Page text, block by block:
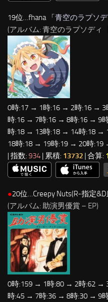
19位…fhana 「青空のラプソデ
(アルバム: 青空のラプソディ
0時:17 → 1時:16 → 2時:16 →
時:16 → 7時:16 → 8時:16 → 9
時:18 → 13時:18 → 14時:18 →
18時:18 → 19時:19 → 20時
| 指数: 934 | 累積: 13732 | 合算:
●20位…Creepy Nuts(R-指定
(アルバム: 助演男優賞 – EP)
0時:159 → 1時:80 → 2時:62 →
時:45 → 7時:36 → 8時:30 → 9